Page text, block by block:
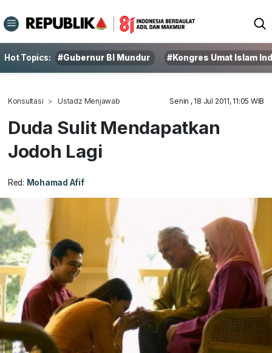
Hot Topics: #Gubernur BI Mundur #Kongres Umat Islam
Konsultasi Ustadz Menjawab Senin , 18 Jul 2011, 11:05 WIB
Duda Sulit Mendapatkan
Jodoh Lagi
Red: Mohamad Afif